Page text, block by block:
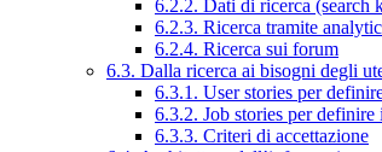
6.2.2. Dati di ricerca (search
6.2.3. Ricerca tramite
6.2.4. Ricerca sui forum
6.3. Dalla ricerca ai bisogni degli
6.3.1. User stories per
6.3.2. Job stories per definire
6.3.3. Criteri di accettazione